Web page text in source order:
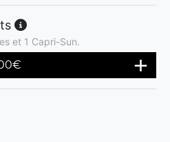
et 1 Capri-Sun.
€